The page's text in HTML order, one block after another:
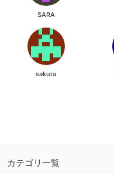
SARA
sakura
カテゴリ一覧